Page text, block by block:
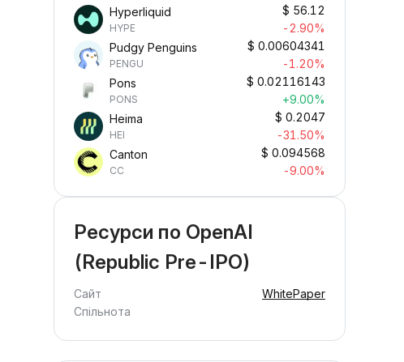
Hyperliquid
HYPE
$ 56.12
-2.90%
Pudgy Penguins
PENGU
$ 0.00604341
-1.20%
Pons
PONS
$ 0.02116143
+9.00%
Heima
HEI
$ 0.2047
-31.50%
Canton
CC
$ 0.094568
-9.00%
Ресурси по OpenAI
(Republic Pre-IPO)
Сайт
WhitePaper
Спільнота